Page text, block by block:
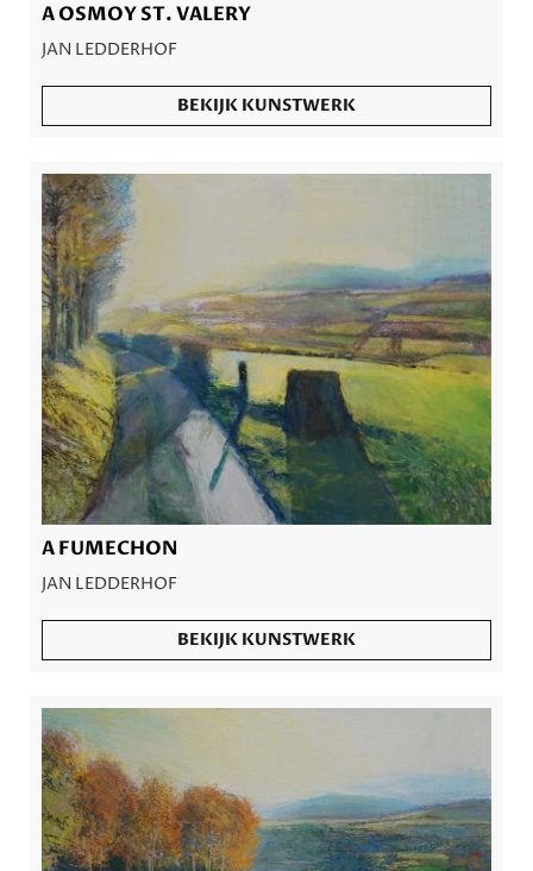
A OSMOY ST. VALERY
JAN LEDDERHOF
BEKIJK KUNSTWERK
A FUMECHON
JAN LEDDERHOF
BEKIJK KUNSTWERK